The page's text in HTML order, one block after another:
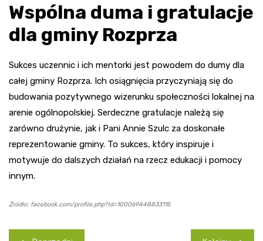
Wspólna duma i gratulacje
dla gminy Rozprza
Sukces uczennic i ich mentorki jest powodem do dumy dla
całej gminy Rozprza. Ich osiągnięcia przyczyniają się do
budowania pozytywnego wizerunku społeczności lokalnej na
arenie ogólnopolskiej. Serdeczne gratulacje należą się
zarówno drużynie, jak i Pani Annie Szulc za doskonałe
reprezentowanie gminy. To sukces, który inspiruje i
motywuje do dalszych działań na rzecz edukacji i pomocy
innym.
Źródło: facebook.com/profile.php?id=100069448833115